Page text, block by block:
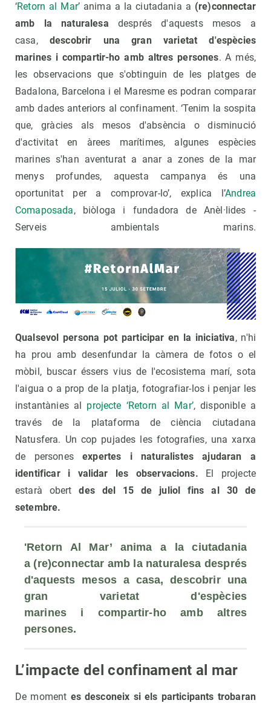
‘Retorn al Mar’ anima a la ciutadania a (re)connectar
amb la naturalesa després d'aquests mesos a
casa, descobrir una gran varietat d'espècies
marines i compartir-ho amb altres persones. A més,
les observacions que s'obtinguin de les platges de
Badalona, Barcelona i el Maresme es podran comparar
amb dades anteriors al confinament. ‘Tenim la sospita
que, gràcies als mesos d'absència o disminució
d'activitat en àrees marítimes, algunes espècies
marines s'han aventurat a anar a zones de la mar
menys profundes, aquesta campanya és una
oportunitat per a comprovar-lo’, explica l’Andrea
Comaposada, biòloga i fundadora de Anèl·lides -
Serveis ambientals marins.
Qualsevol persona pot participar en la iniciativa, n'hi
ha prou amb desenfundar la càmera de fotos o el
mòbil, buscar éssers vius de l'ecosistema marí, sota
l'aigua o a prop de la platja, fotografiar-los i penjar les
instantànies al projecte ‘Retorn al Mar’, disponible a
través de la plataforma de ciència ciutadana
Natusfera. Un cop pujades les fotografies, una xarxa
de personesexpertes i naturalistes ajudaran a
identificar i validar les observacions. El projecte
estarà obertdes del 15 de juliol fins al 30 de
setembre.
'Retorn Al Mar’ anima a la ciutadania
a (re)connectar amb la naturalesa després
d'aquests mesos a casa, descobrir una
gran varietat d'espècies
marines i compartir-ho amb altres
persones.
L’impacte del confinament al mar
De moment es desconeix si els participants trobaran